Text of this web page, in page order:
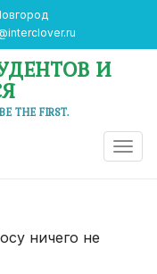
И
THE FIRST.
ничего не